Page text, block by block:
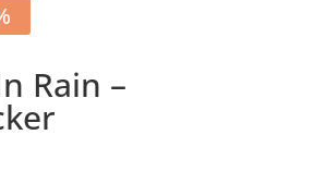
Rain –